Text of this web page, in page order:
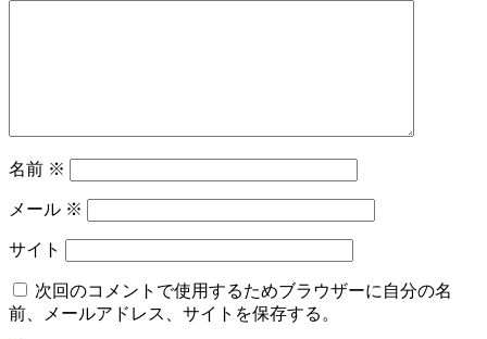
名前 ※
メール ※
サイト
次回のコメントで使用するためブラウザーに自分の名
前、メールアドレス、サイトを保存する。